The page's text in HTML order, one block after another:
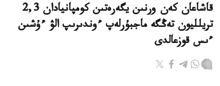
قاشاعان كەن ورنىن يگەرەتىن كومپانيادان 2,3
تريلليون تەڭگە ماجبۇرلەپ ءوندىرىپ الۋ ءۇشىن
ءىس قوزعالدى